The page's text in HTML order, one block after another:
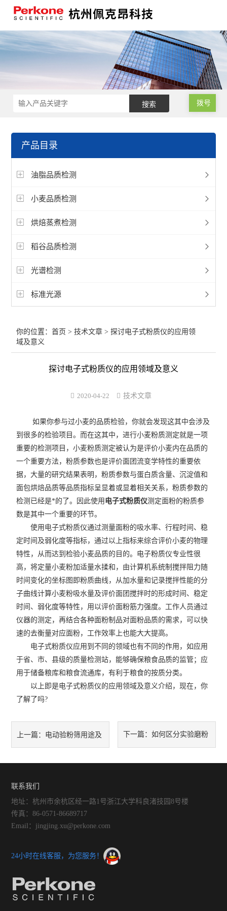
拨号
产品目录
油脂品质检测
小麦品质检测
烘焙蒸煮检测
稻谷品质检测
光谱检测
标准光源
你的位置：首页 >技术文章 > 探讨电子式粉质仪的应用领
域及意义
探讨电子式粉质仪的应用领域及意义
2020-04-22 技术文章
如果你参与过小麦的品质检验，你就会发现这其中会涉及
到很多的检验项目。而在这其中，进行小麦粉质测定就是一项
重要的检测项目，小麦粉质测定被认为是评价小麦内在品质的
一个重要方法，粉质参数也是评价面团流变学特性的重要依
据，大量的研究结果表明，粉质参数与蛋白质含量、沉淀值和
面包烘焙品质等品质指标呈显着或显着相关关系，粉质参数的
检测已经是*的了。因此使用 电子式粉质仪测定面粉的粉质参
数是其中一个重要的环节。
使用电子式粉质仪通过测量面粉的吸水率、行程时间、稳
定时间及弱化度等指标，通过以上指标来综合评价小麦的物理
特性，从而达到检验小麦品质的目的。电子粉质仪专业性很
高，将定量小麦粉加适量水揉和，由计算机系统制搅拌阻力随
时间变化的坐标图即粉质曲线，从加水量和记录搅拌性能的分
子曲线计算小麦粉吸水量及评价面团搅拌时的形成时间、稳定
时间、弱化度等特性，用以评价面粉筋力强度。工作人员通过
仪器的测定，再结合各种面粉制品对面粉品质的需求，可以快
速的去衡量对应面粉，工作效率上也能大大提高。
电子式粉质仪应用到不同的领域也有不同的作用，如应用
于省、市、县级的质量检测站，能够确保粮食品质的监管；应
用于储备粮库和粮食流通库，有利于粮食的按质分类。
以上即是电子式粉质仪的应用领域及意义介绍，现在，你
了解了吗?
上一篇： 电动验粉筛用途及 下一篇： 如何区分实验磨粉
联系我们
地址：杭州市余杭区经一路1号浙江大学科良渚技园8号楼
传真：86-0571-86689717
Email：jingjing.xu@perkone.com
24小时在线客服，为您服务！